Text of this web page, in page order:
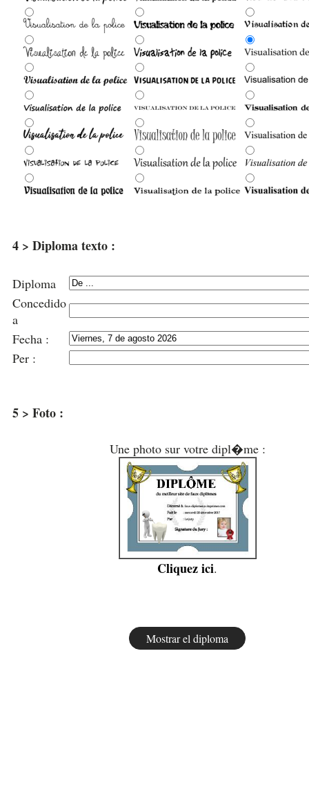
4 > Diploma texto :
Diploma
Concedido
a
Fecha :
Per :
5 > Foto :
Une photo sur votre dipl�me :
Cliquez ici.